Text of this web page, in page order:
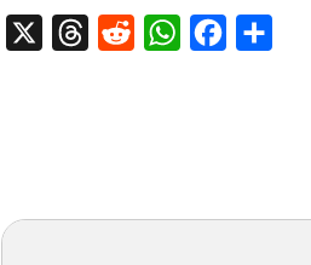
ThreadsRedditWhatsAppFacebook